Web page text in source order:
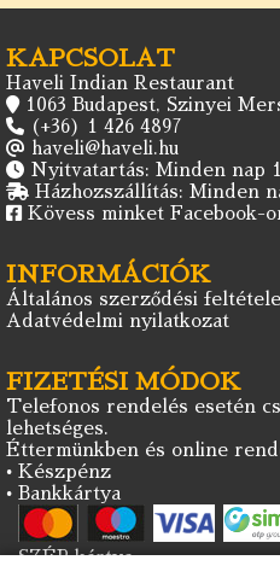
KAPCSOLAT
Haveli Indian Restaurant
1063 Budapest, Szinyei
(+36) 1 426 4897
haveli@haveli.hu
Nyitvatartás: Minden nap
Házhozszállítás: Minden
Kövess minket Facebook-
INFORMÁCIÓK
Általános szerződési
Adatvédelmi nyilatkozat
FIZETÉSI MÓDOK
Telefonos rendelés esetén
lehetséges.
Éttermünkben és online
• Készpénz
• Bankkártya
• SZÉP kártya